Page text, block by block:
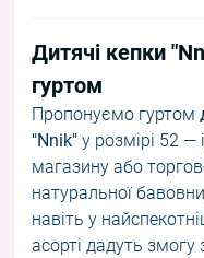
Дитячі кепки
гуртом
Пропонуємо гуртом
"Nnik" у розмірі 52 —
магазину або
натуральної
навіть у
асорті дадуть